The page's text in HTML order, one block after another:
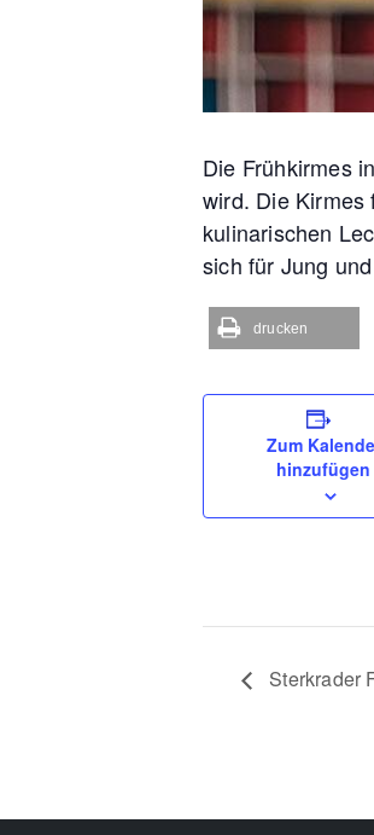
Die Frühkirmes
wird. Die Kirmes
kulinarischen
sich für Jung
drucken
Zum
hinzufügen
Sterkrader